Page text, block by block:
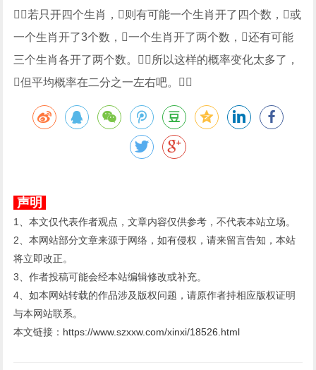
若只开四个生肖，则有可能一个生肖开了四个数，或
一个生肖开了3个数，一个生肖开了两个数，还有可能
三个生肖各开了两个数。所以这样的概率变化太多了，
但平均概率在二分之一左右吧。
声明
1、本文仅代表作者观点，文章内容仅供参考，不代表本站立场。
2、本网站部分文章来源于网络，如有侵权，请来留言告知，本站
将立即改正。
3、作者投稿可能会经本站编辑修改或补充。
4、如本网站转载的作品涉及版权问题，请原作者持相应版权证明
与本网站联系。
本文链接： https://www.szxxw.com/xinxi/18526.html